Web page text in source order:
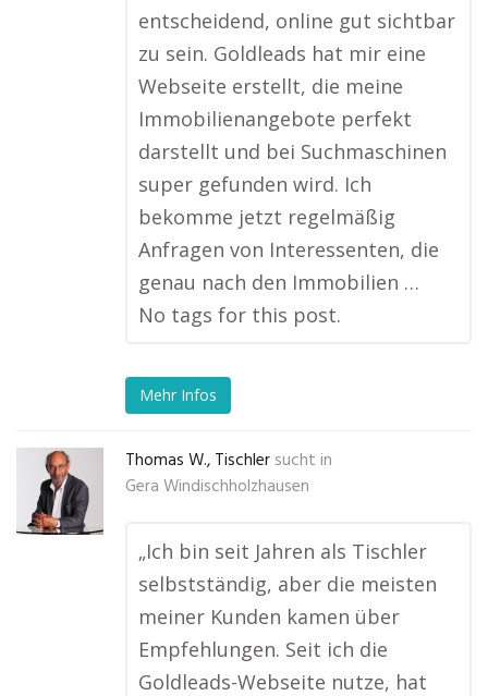
entscheidend, online gut sichtbar
zu sein. Goldleads hat mir eine
Webseite erstellt, die meine
Immobilienangebote perfekt
darstellt und bei Suchmaschinen
super gefunden wird. Ich
bekomme jetzt regelmäßig
Anfragen von Interessenten, die
genau nach den Immobilien …
No tags for this post.
Mehr Infos
Thomas W., Tischler sucht in
Gera Windischholzhausen
„Ich bin seit Jahren als Tischler
selbstständig, aber die meisten
meiner Kunden kamen über
Empfehlungen. Seit ich die
Goldleads-Webseite nutze, hat